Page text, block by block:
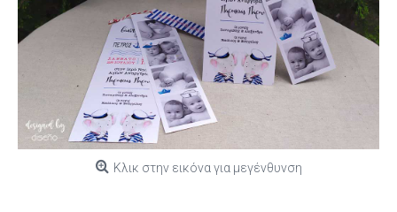
Κλικ στην εικόνα για μεγένθυνση